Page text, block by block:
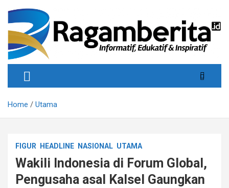
content
Ragamberita
Informatif, Edukatif & Inpiratif
Home Utama
FIGUR HEADLINE NASIONAL UTAMA
Wakili Indonesia di Forum Global,
Pengusaha asal Kalsel Gaungkan